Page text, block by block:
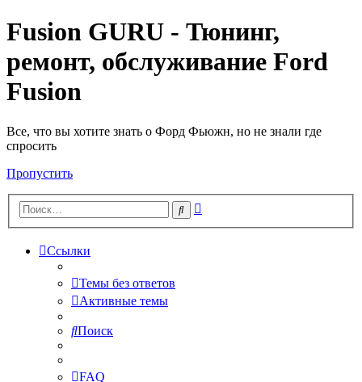
Fusion GURU - Тюнинг,
ремонт, обслуживание Ford
Fusion
Все, что вы хотите знать о Форд Фьюжн, но не знали где
спросить
Пропустить
Поиск
Ссылки
Темы без ответов
Активные темы
Поиск
FAQ